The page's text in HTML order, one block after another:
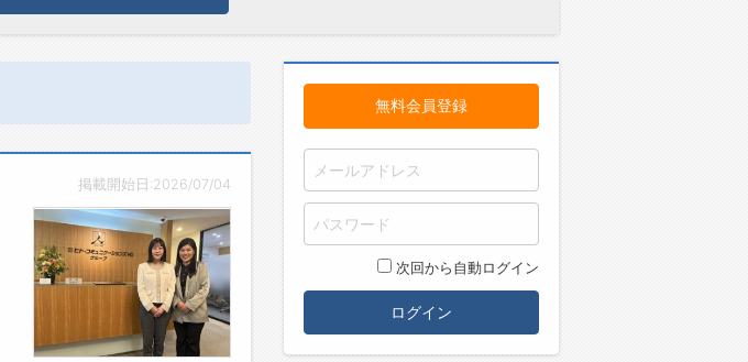
掲載開始日:2026/07/04
無料会員登録
次回から自動ログイン
ログイン